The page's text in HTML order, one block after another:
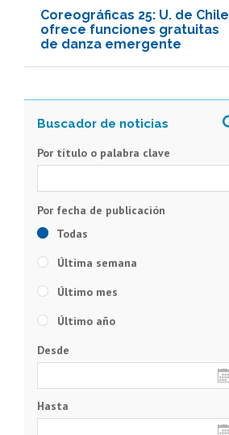
Coreográficas 25: U. de Chile
ofrece funciones gratuitas
de danza emergente
Por título o palabra clave
Todas
Última semana
Último mes
Último año
Desde
Hasta